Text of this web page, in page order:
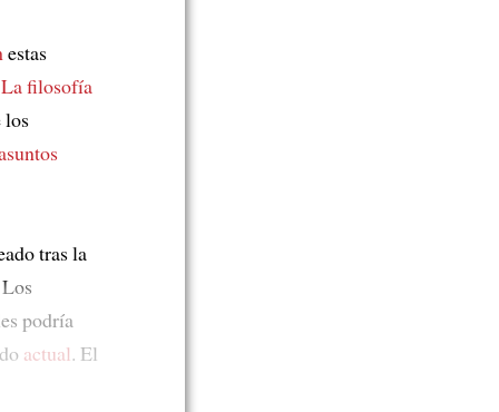
estas
La filosofía
los
tras la
podría
actual. El